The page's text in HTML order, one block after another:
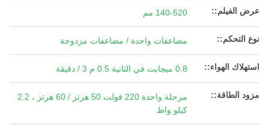
عرض الفيلم:: 140-520 مم
نوع التحكم:: مضاعفات واحدة / مضاعفات مزدوجة
استهلاك الهواء:: 0.8 ميجابت في الثانية 0.5 م 3 / دقيقة
مزود الطاقة::
مرحلة واحدة 220 فولت 50 هرتز / 60 هرتز ، 2.2
كيلو واط